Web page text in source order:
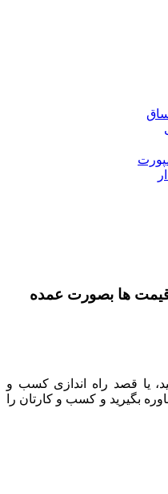
قیمت ها بصورت عمده
یا قصد راه اندازی کسب و
بگیرید و کسب و کارتان را